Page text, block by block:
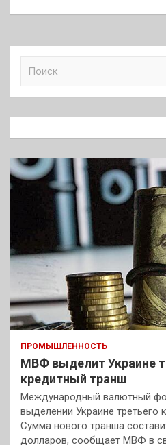
к
ПРОМЫШЛЕННОСТЬ
МВФ выделит Украине
кредитный транш
Международный валютный
выделении Украине третьего
Сумма нового транша
долларов, сообщает МВФ в